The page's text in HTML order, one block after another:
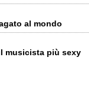
al mondo
musicista più sexy